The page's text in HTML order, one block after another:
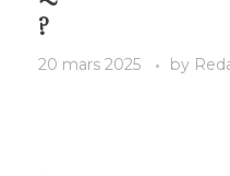
?
20 mars 2025 by